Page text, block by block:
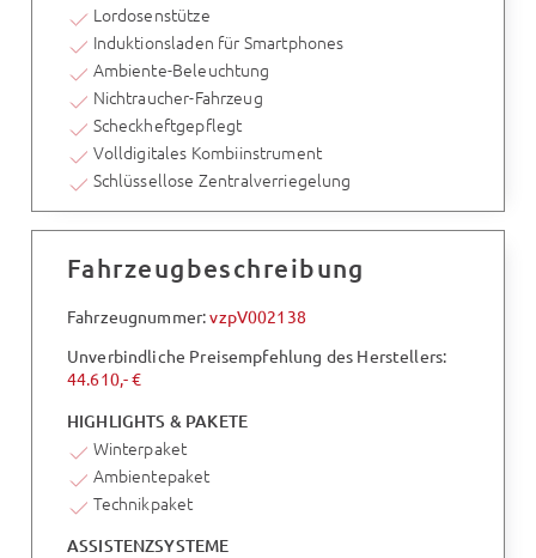
Lordosenstütze
Induktionsladen für Smartphones
Ambiente-Beleuchtung
Nichtraucher-Fahrzeug
Scheckheftgepflegt
Volldigitales Kombiinstrument
Schlüssellose Zentralverriegelung
Fahrzeugbeschreibung
Fahrzeugnummer:vzpV002138
Unverbindliche Preisempfehlung des Herstellers:
44.610,- €
HIGHLIGHTS & PAKETE
Winterpaket
Ambientepaket
Technikpaket
ASSISTENZSYSTEME